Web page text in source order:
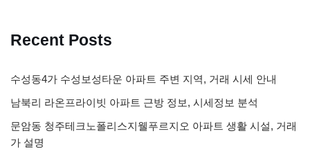
Recent Posts
수성동4가 수성보성타운 아파트 주변 지역, 거래 시세 안내
남북리 라온프라이빗 아파트 근방 정보, 시세정보 분석
문암동 청주테크노폴리스지웰푸르지오 아파트 생활 시설, 거래
가 설명